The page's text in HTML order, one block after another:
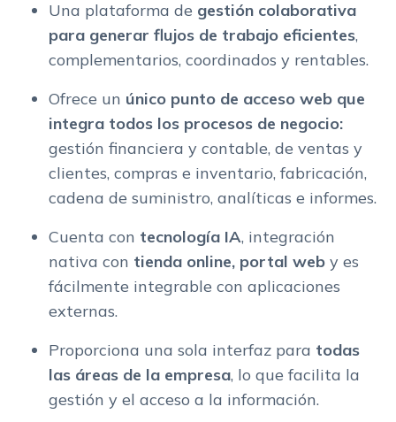
Una plataforma de gestión colaborativa
para generar flujos de trabajo eficientes,
complementarios, coordinados y rentables.
Ofrece un único punto de acceso web que
integra todos los procesos de negocio:
gestión financiera y contable, de ventas y
clientes, compras e inventario, fabricación,
cadena de suministro, analíticas e informes.
Cuenta con tecnología IA, integración
nativa con tienda online, portal web y es
fácilmente integrable con aplicaciones
externas.
Proporciona una sola interfaz para todas
las áreas de la empresa, lo que facilita la
gestión y el acceso a la información.